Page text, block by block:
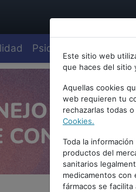
Psiquiatría
Este sitio web
que haces del sitio
Aquellas cookies
web requieren tu
rechazarlas todas
Cookies.
Toda la
productos del
sanitarios
medicamentos con
fármacos se